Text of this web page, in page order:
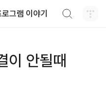
그램 이야기
이 안될때